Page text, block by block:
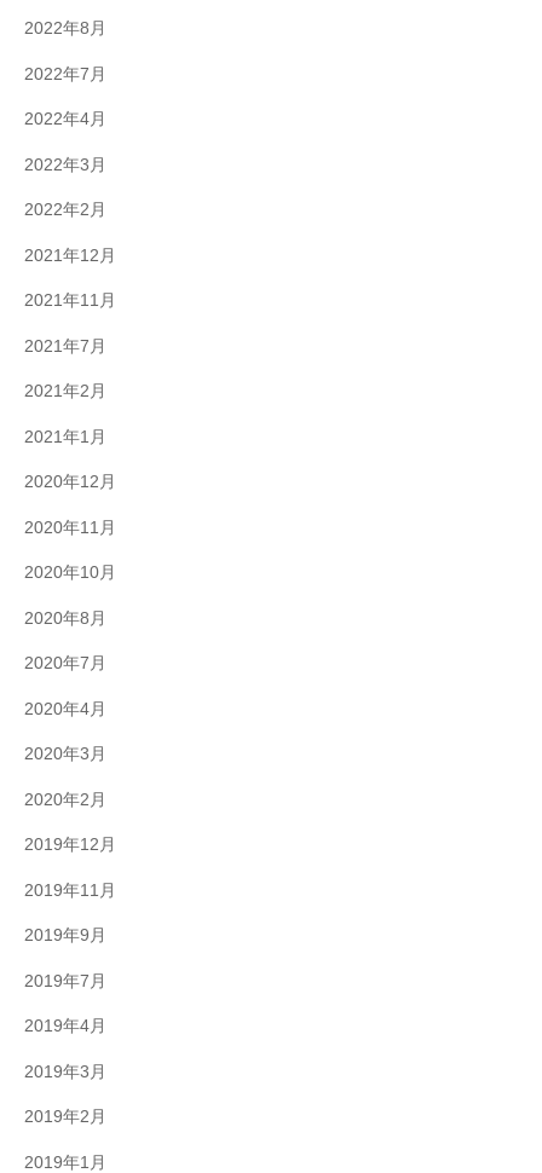
2022年8月
2022年7月
2022年4月
2022年3月
2022年2月
2021年12月
2021年11月
2021年7月
2021年2月
2021年1月
2020年12月
2020年11月
2020年10月
2020年8月
2020年7月
2020年4月
2020年3月
2020年2月
2019年12月
2019年11月
2019年9月
2019年7月
2019年4月
2019年3月
2019年2月
2019年1月